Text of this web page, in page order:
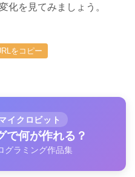
化を見てみましょう。
をコピー
イクロビット
で何が作れる？
グラミング作品集